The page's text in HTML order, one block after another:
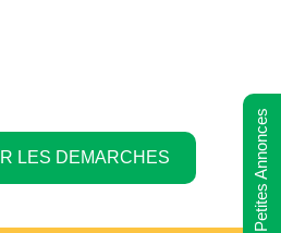
LES DEMARCHES Petites Annonces